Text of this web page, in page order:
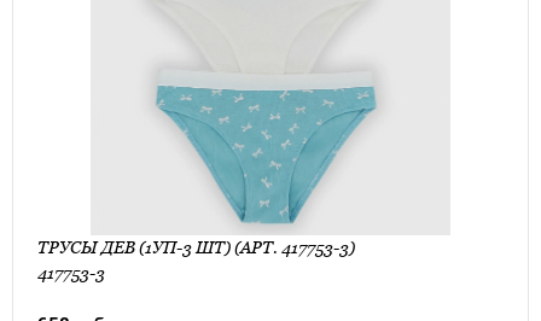
ТРУСЫ ДЕВ (1УП-3 ШТ) (АРТ. 417753-3)
417753-3